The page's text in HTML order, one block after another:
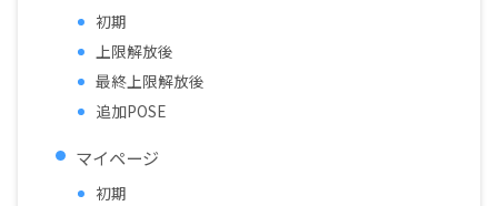
初期
上限解放後
最終上限解放後
追加POSE
マイページ
初期